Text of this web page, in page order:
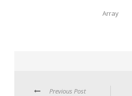
Array
Previous Post